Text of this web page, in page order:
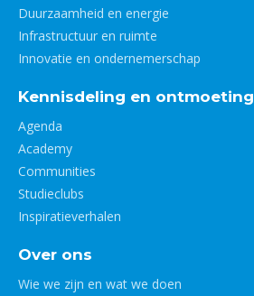
Duurzaamheid en energie
Infrastructuur en ruimte
Innovatie en ondernemerschap
Kennisdeling en ontmoeting
Agenda
Academy
Communities
Studieclubs
Inspiratieverhalen
Over ons
Wie we zijn en wat we doen